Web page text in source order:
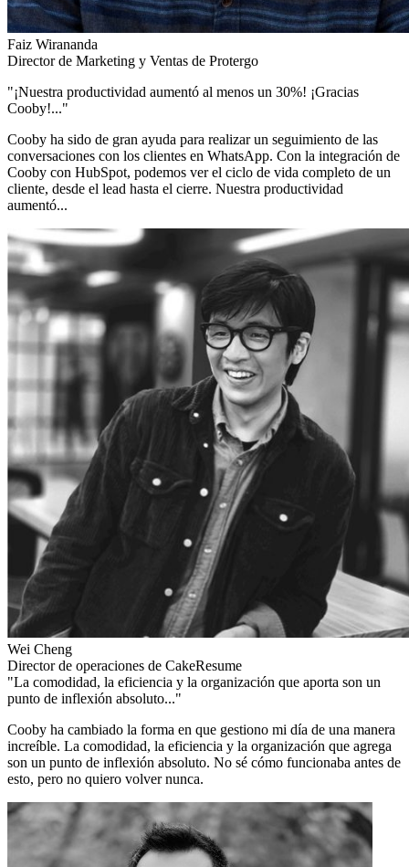
Faiz Wirananda
Director de Marketing y Ventas de Protergo
"¡Nuestra productividad aumentó al menos un 30%! ¡Gracias
Cooby!..."
Cooby ha sido de gran ayuda para realizar un seguimiento de las
conversaciones con los clientes en WhatsApp. Con la integración de
Cooby con HubSpot, podemos ver el ciclo de vida completo de un
cliente, desde el lead hasta el cierre. Nuestra productividad
aumentó...
Wei Cheng
Director de operaciones de CakeResume
"La comodidad, la eficiencia y la organización que aporta son un
punto de inflexión absoluto..."
Cooby ha cambiado la forma en que gestiono mi día de una manera
increíble. La comodidad, la eficiencia y la organización que agrega
son un punto de inflexión absoluto. No sé cómo funcionaba antes de
esto, pero no quiero volver nunca.